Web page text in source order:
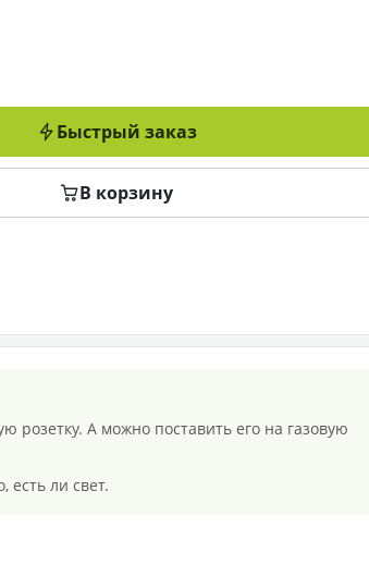
Быстрый заказ
В корзину
А можно поставить его на газовую
есть ли свет.